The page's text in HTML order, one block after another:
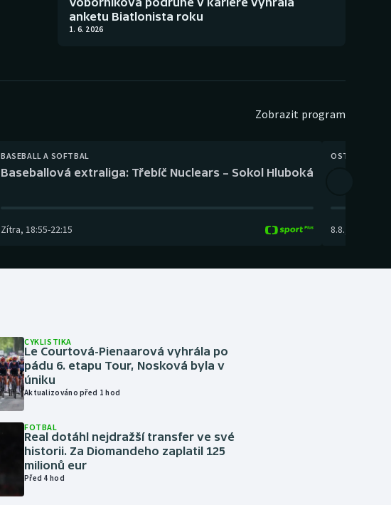
anketu Biatlonista roku
1. 6. 2026
Zobrazit program
BASEBALL A SOFTBAL
Baseballová extraliga: Třebíč Nuclears – Sokol Hluboká
Zítra, 18:55-22:15
OSTATNÍ
8.8.
CYKLISTIKA
Le Courtová-Pienaarová vyhrála po
pádu 6. etapu Tour, Nosková byla v
úniku
Aktualizováno před 1 hod
FOTBAL
Real dotáhl nejdražší transfer ve své
historii. Za Diomandeho zaplatil 125
milionů eur
Před 4 hod